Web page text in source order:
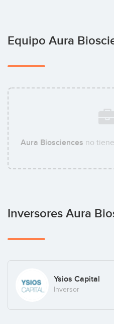
Equipo Aura
Aura Biosciences no
Inversores Aura
Ysios Capital
Inversor